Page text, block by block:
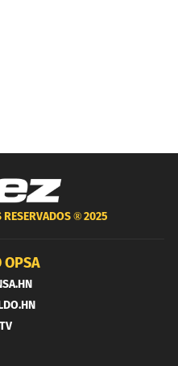
RESERVADOS ®2025
OPSA